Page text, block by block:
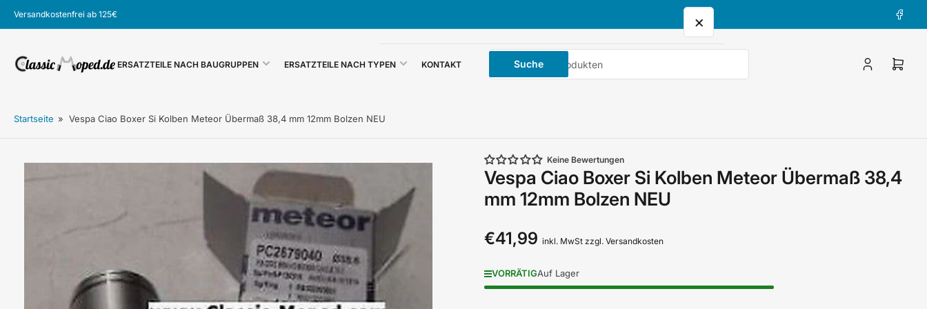
Inhalt
Versandkostenfrei ab 125€
ERSATZTEILE NACH BAUGRUPPEN ERSATZTEILE NACH TYPEN KONTAKT
Suche
Produkten
Suche Anmelden
Mini-
Startseite » Vespa Ciao Boxer Si Kolben Meteor Übermaß 38,4 mm 12mm Bolzen NEU
Keine Bewertungen
Vespa Ciao Boxer Si Kolben Meteor Übermaß 38,4
mm 12mm Bolzen NEU
Normaler
€41,99 inkl. MwSt zzgl. Versandkosten
VORRÄTIGAuf Lager
×